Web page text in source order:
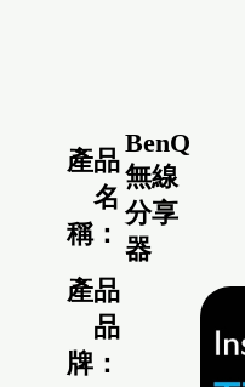
產品
名
稱：
BenQ
無線
分享
器
產品
品
牌：